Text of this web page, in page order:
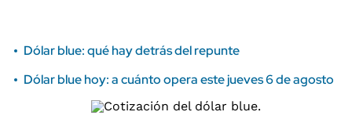
Dólar blue: qué hay detrás del repunte
Dólar blue hoy: a cuánto opera este jueves 6 de agosto